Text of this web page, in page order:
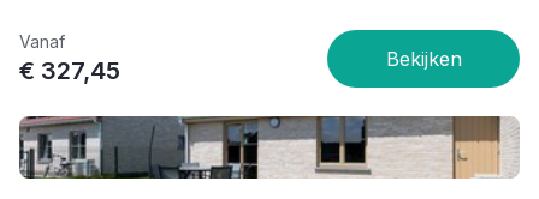
Vanaf
€ 327,45
4/5